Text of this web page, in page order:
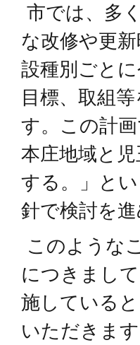
市では、多
な改修や更
設種別ごと
目標、取組
す。この計
本庄地域と
する。」と
針で検討を
このような
につきまし
施している
いただきま